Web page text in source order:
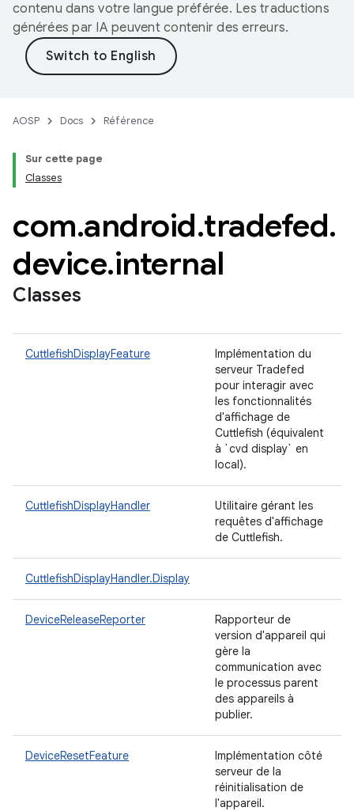
contenu dans votre langue préférée. Les traductions
générées par IA peuvent contenir des erreurs.
AOSP Docs Référence
Sur cette page
Classes
com.android.tradefed.
device.internal
Classes
CuttlefishDisplayFeature
Implémentation du
serveur Tradefed
pour interagir avec
les fonctionnalités
d'affichage de
Cuttlefish (équivalent
à `cvd display` en
local).
CuttlefishDisplayHandler
Utilitaire gérant les
requêtes d'affichage
de Cuttlefish.
CuttlefishDisplayHandler.Display
DeviceReleaseReporter
Rapporteur de
version d'appareil qui
gère la
communication avec
le processus parent
des appareils à
publier.
DeviceResetFeature
Implémentation côté
serveur de la
réinitialisation de
l'appareil.